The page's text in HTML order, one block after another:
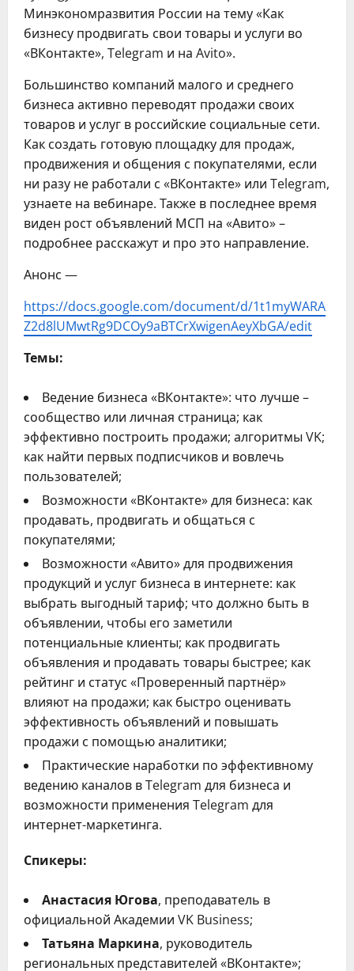
Минэкономразвития России на тему «Как
бизнесу продвигать свои товары и услуги во
«ВКонтакте», Telegram и на Avito».
Большинство компаний малого и среднего
бизнеса активно переводят продажи своих
товаров и услуг в российские социальные сети.
Как создать готовую площадку для продаж,
продвижения и общения с покупателями, если
ни разу не работали с «ВКонтакте» или Telegram,
узнаете на вебинаре. Также в последнее время
виден рост объявлений МСП на «Авито» –
подробнее расскажут и про это направление.
Анонс —
https://docs.google.com/document/d/1t1myWARA
Z2d8lUMwtRg9DCOy9aBTCrXwigenAeyXbGA/edit
Темы:
Ведение бизнеса «ВКонтакте»: что лучше –
сообщество или личная страница; как
эффективно построить продажи; алгоритмы VK;
как найти первых подписчиков и вовлечь
пользователей;
Возможности «ВКонтакте» для бизнеса: как
продавать, продвигать и общаться с
покупателями;
Возможности «Авито» для продвижения
продукций и услуг бизнеса в интернете: как
выбрать выгодный тариф; что должно быть в
объявлении, чтобы его заметили
потенциальные клиенты; как продвигать
объявления и продавать товары быстрее; как
рейтинг и статус «Проверенный партнёр»
влияют на продажи; как быстро оценивать
эффективность объявлений и повышать
продажи с помощью аналитики;
Практические наработки по эффективному
ведению каналов в Telegram для бизнеса и
возможности применения Telegram для
интернет-маркетинга.
Спикеры:
Анастасия Югова, преподаватель в
официальной Академии VK Business;
Татьяна Маркина, руководитель
региональных представителей «ВКонтакте»;